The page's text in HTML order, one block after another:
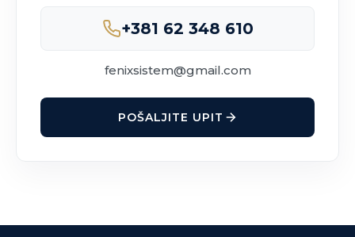
+381 62 348 610
fenixsistem@gmail.com
POŠALJITE UPIT